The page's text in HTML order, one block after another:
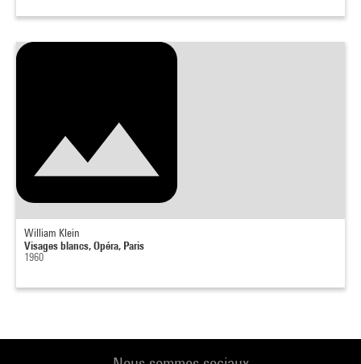
William Klein
Visages blancs, Opéra, Paris
1960